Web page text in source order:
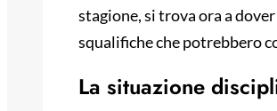
stagione, si trova ora a
squalifiche che potrebbero
La situazione